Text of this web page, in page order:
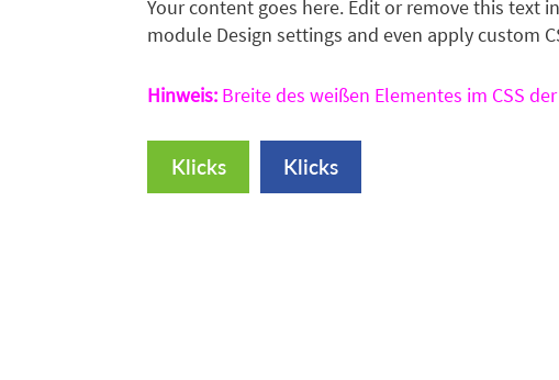
Your content goes here. Edit or remove this text
module Design settings and even apply custom
Hinweis: Breite des weißen Elementes im CSS
Klicks Klicks